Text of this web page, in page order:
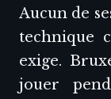
Aucun de
technique
exige.
jouer